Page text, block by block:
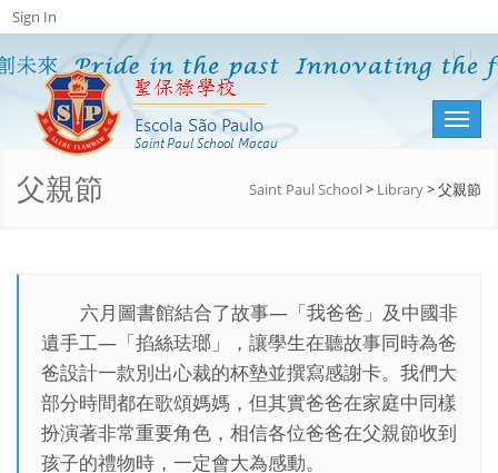
Sign In
Toggle
父親節 Saint Paul School> Library>父親節
六月圖書館結合了故事—「我爸爸」及中國非
遺手工—「掐絲珐瑯」，讓學生在聽故事同時為爸
爸設計一款別出心裁的杯墊並撰寫感謝卡。我們大
部分時間都在歌頌媽媽，但其實爸爸在家庭中同樣
扮演著非常重要角色，相信各位爸爸在父親節收到
孩子的禮物時，一定會大為感動。